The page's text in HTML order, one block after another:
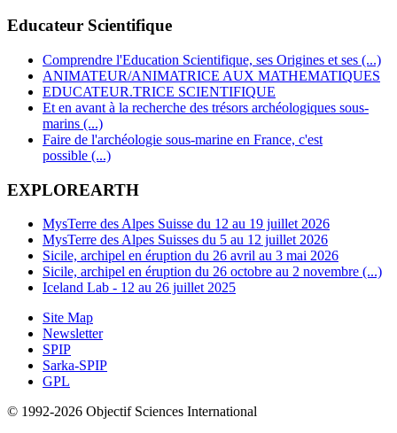
Educateur Scientifique
Comprendre l'Education Scientifique, ses Origines et ses (...)
ANIMATEUR/ANIMATRICE AUX MATHEMATIQUES
EDUCATEUR.TRICE SCIENTIFIQUE
Et en avant à la recherche des trésors archéologiques sous-
marins (...)
Faire de l'archéologie sous-marine en France, c'est
possible (...)
EXPLOREARTH
MysTerre des Alpes Suisse du 12 au 19 juillet 2026
MysTerre des Alpes Suisses du 5 au 12 juillet 2026
Sicile, archipel en éruption du 26 avril au 3 mai 2026
Sicile, archipel en éruption du 26 octobre au 2 novembre (...)
Iceland Lab - 12 au 26 juillet 2025
Site Map
Newsletter
SPIP
Sarka-SPIP
GPL
© 1992-2026 Objectif Sciences International